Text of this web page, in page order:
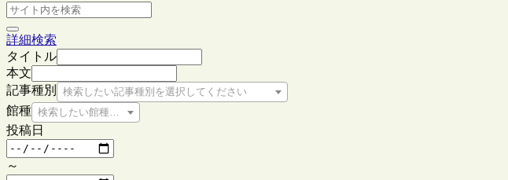
詳細検索
タイトル
本文
記事種別
検索したい記事種別を選択してください
館種 検索したい館種を選択してください
投稿日
～